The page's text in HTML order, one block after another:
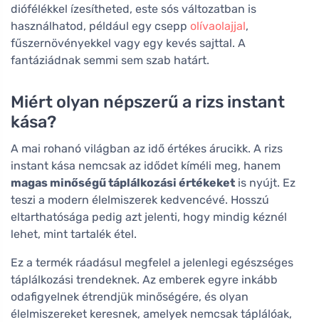
diófélékkel ízesítheted, este sós változatban is
használhatod, például egy csepp olívaolajjal,
fűszernövényekkel vagy egy kevés sajttal. A
fantáziádnak semmi sem szab határt.
Miért olyan népszerű a rizs instant
kása?
A mai rohanó világban az idő értékes árucikk. A rizs
instant kása nemcsak az idődet kíméli meg, hanem
magas minőségű táplálkozási értékeket is nyújt. Ez
teszi a modern élelmiszerek kedvencévé. Hosszú
eltarthatósága pedig azt jelenti, hogy mindig kéznél
lehet, mint tartalék étel.
Ez a termék ráadásul megfelel a jelenlegi egészséges
táplálkozási trendeknek. Az emberek egyre inkább
odafigyelnek étrendjük minőségére, és olyan
élelmiszereket keresnek, amelyek nemcsak táplálóak,